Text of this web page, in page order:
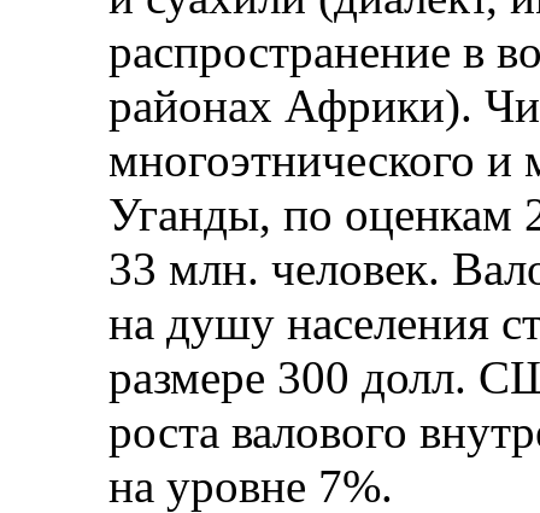
распространение в
районах Африки).
многоэтнического и
Уганды, по оценкам
33 млн. человек.
на душу населения
размере 300 долл.
роста валового
на уровне 7%.